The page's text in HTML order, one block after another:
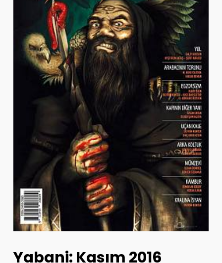
Yabani: Kasım 2016